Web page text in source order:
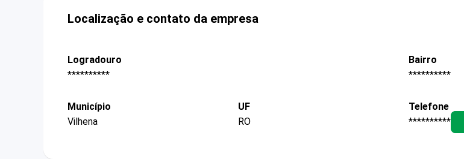
Localização e contato da empresa
Logradouro
**********
Bairro
**********
Município
Vilhena
UF
RO
Telefone
**********